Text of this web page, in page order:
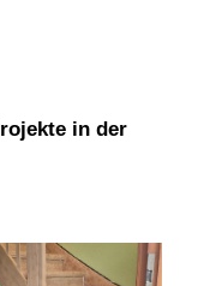
in der